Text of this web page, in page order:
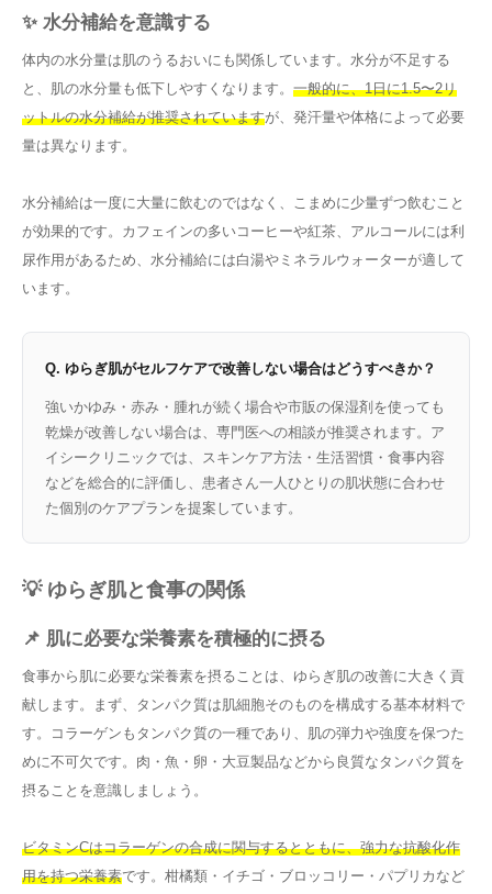
✨ 水分補給を意識する
体内の水分量は肌のうるおいにも関係しています。水分が不足する
と、肌の水分量も低下しやすくなります。 一般的に、1日に1.5〜2リ
ットルの水分補給が推奨されていますが、発汗量や体格によって必要
量は異なります。
水分補給は一度に大量に飲むのではなく、こまめに少量ずつ飲むこと
が効果的です。カフェインの多いコーヒーや紅茶、アルコールには利
尿作用があるため、水分補給には白湯やミネラルウォーターが適して
います。
Q. ゆらぎ肌がセルフケアで改善しない場合はどうすべきか？
強いかゆみ・赤み・腫れが続く場合や市販の保湿剤を使っても
乾燥が改善しない場合は、専門医への相談が推奨されます。ア
イシークリニックでは、スキンケア方法・生活習慣・食事内容
などを総合的に評価し、患者さん一人ひとりの肌状態に合わせ
た個別のケアプランを提案しています。
💡 ゆらぎ肌と食事の関係
📌 肌に必要な栄養素を積極的に摂る
食事から肌に必要な栄養素を摂ることは、ゆらぎ肌の改善に大きく貢
献します。まず、タンパク質は肌細胞そのものを構成する基本材料で
す。コラーゲンもタンパク質の一種であり、肌の弾力や強度を保つた
めに不可欠です。肉・魚・卵・大豆製品などから良質なタンパク質を
摂ることを意識しましょう。
ビタミンCはコラーゲンの合成に関与するとともに、強力な抗酸化作
用を持つ栄養素です。柑橘類・イチゴ・ブロッコリー・パプリカなど